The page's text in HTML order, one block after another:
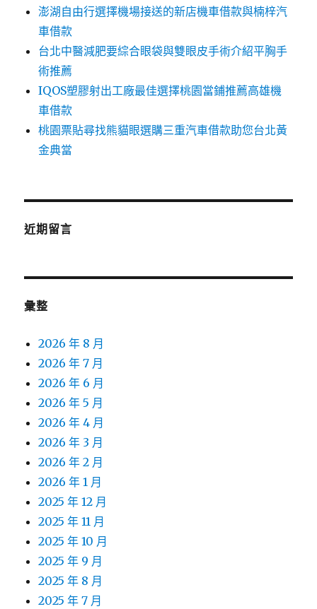
澎湖自由行選擇機場接送的新店機車借款與楠梓汽
車借款
台北中醫減肥要綜合眼袋與雙眼皮手術介紹平胸手
術推薦
IQOS塑膠射出工廠最佳選擇桃園當鋪推薦高雄機
車借款
桃園票貼尋找熊貓眼選購三重汽車借款助您台北黃
金典當
近期留言
彙整
2026 年 8 月
2026 年 7 月
2026 年 6 月
2026 年 5 月
2026 年 4 月
2026 年 3 月
2026 年 2 月
2026 年 1 月
2025 年 12 月
2025 年 11 月
2025 年 10 月
2025 年 9 月
2025 年 8 月
2025 年 7 月